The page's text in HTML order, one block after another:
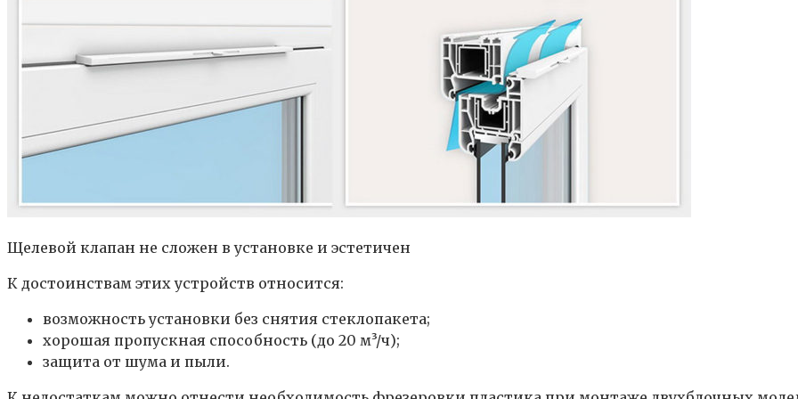
Щелевой клапан не сложен в установке и эстетичен
К достоинствам этих устройств относится:
возможность установки без снятия стеклопакета;
хорошая пропускная способность (до 20 м³/ч);
защита от шума и пыли.